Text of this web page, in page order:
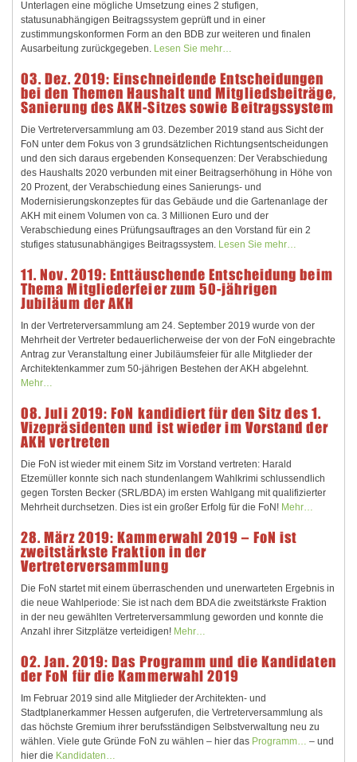
Unterlagen eine mögliche Umsetzung eines 2 stufigen,
statusunabhängigen Beitragssystem geprüft und in einer
zustimmungskonformen Form an den BDB zur weiteren und finalen
Ausarbeitung zurückgegeben. Lesen Sie mehr…
03. Dez. 2019: Einschneidende Entscheidungen
bei den Themen Haushalt und Mitgliedsbeiträge,
Sanierung des AKH-Sitzes sowie Beitragssystem
Die Vertreterversammlung am 03. Dezember 2019 stand aus Sicht der
FoN unter dem Fokus von 3 grundsätzlichen Richtungsentscheidungen
und den sich daraus ergebenden Konsequenzen: Der Verabschiedung
des Haushalts 2020 verbunden mit einer Beitragserhöhung in Höhe von
20 Prozent, der Verabschiedung eines Sanierungs- und
Modernisierungskonzeptes für das Gebäude und die Gartenanlage der
AKH mit einem Volumen von ca. 3 Millionen Euro und der
Verabschiedung eines Prüfungsauftrages an den Vorstand für ein 2
stufiges statusunabhängiges Beitragssystem. Lesen Sie mehr…
11. Nov. 2019: Enttäuschende Entscheidung beim
Thema Mitgliederfeier zum 50-jährigen
Jubiläum der AKH
In der Vertreterversammlung am 24. September 2019 wurde von der
Mehrheit der Vertreter bedauerlicherweise der von der FoN eingebrachte
Antrag zur Veranstaltung einer Jubiläumsfeier für alle Mitglieder der
Architektenkammer zum 50-jährigen Bestehen der AKH abgelehnt.
Mehr…
08. Juli 2019: FoN kandidiert für den Sitz des 1.
Vizepräsidenten und ist wieder im Vorstand der
AKH vertreten
Die FoN ist wieder mit einem Sitz im Vorstand vertreten: Harald
Etzemüller konnte sich nach stundenlangem Wahlkrimi schlussendlich
gegen Torsten Becker (SRL/BDA) im ersten Wahlgang mit qualifizierter
Mehrheit durchsetzen. Dies ist ein großer Erfolg für die FoN! Mehr…
28. März 2019: Kammerwahl 2019 – FoN ist
zweitstärkste Fraktion in der
Vertreterversammlung
Die FoN startet mit einem überraschenden und unerwarteten Ergebnis in
die neue Wahlperiode: Sie ist nach dem BDA die zweitstärkste Fraktion
in der neu gewählten Vertreterversammlung geworden und konnte die
Anzahl ihrer Sitzplätze verteidigen! Mehr…
02. Jan. 2019: Das Programm und die Kandidaten
der FoN für die Kammerwahl 2019
Im Februar 2019 sind alle Mitglieder der Architekten- und
Stadtplanerkammer Hessen aufgerufen, die Vertreterversammlung als
das höchste Gremium ihrer berufsständigen Selbstverwaltung neu zu
wählen. Viele gute Gründe FoN zu wählen – hier das Programm… – und
hier die Kandidaten…